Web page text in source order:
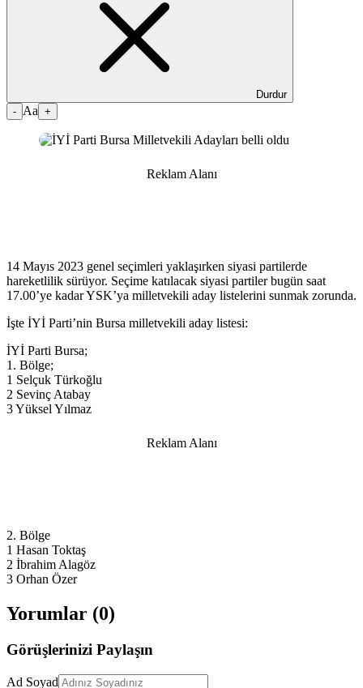
Durdur
- Aa +
Reklam Alanı
14 Mayıs 2023 genel seçimleri yaklaşırken siyasi partilerde
hareketlilik sürüyor. Seçime katılacak siyasi partiler bugün saat
17.00’ye kadar YSK’ya milletvekili aday listelerini sunmak zorunda.
İşte İYİ Parti’nin Bursa milletvekili aday listesi:
İYİ Parti Bursa;
1. Bölge;
1 Selçuk Türkoğlu
2 Sevinç Atabay
3 Yüksel Yılmaz
Reklam Alanı
2. Bölge
1 Hasan Toktaş
2 İbrahim Alagöz
3 Orhan Özer
Yorumlar (0)
Görüşlerinizi Paylaşın
Ad Soyad